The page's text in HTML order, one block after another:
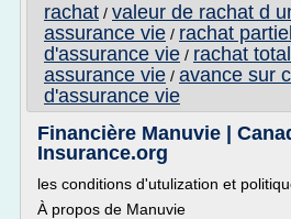
rachat / valeur de rachat d
assurance vie / rachat
d'assurance vie / rachat
assurance vie / avance sur
d'assurance vie
Financière Manuvie |
Insurance.org
les conditions d'utulization et
À propos de Manuvie